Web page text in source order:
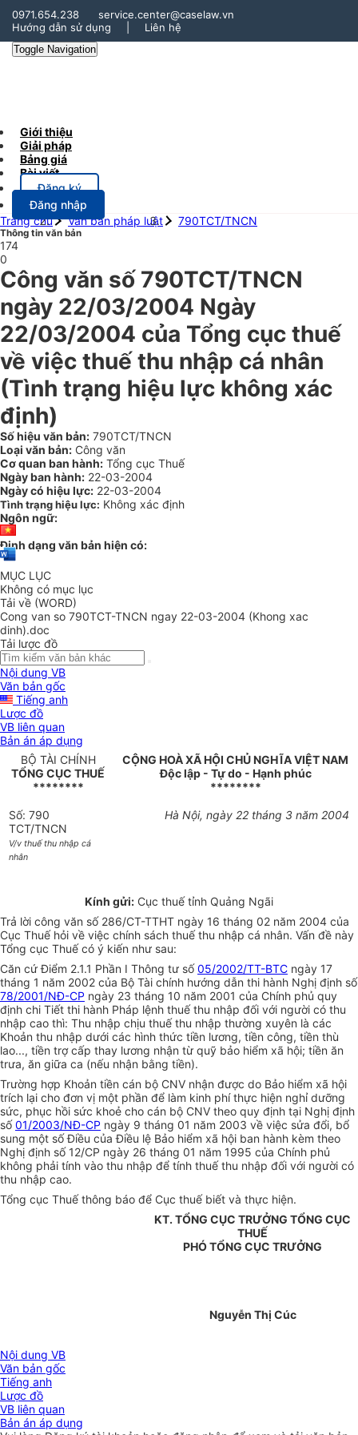
0971.654.238
service.center@caselaw.vn
Hướng dẫn sử dụng
Liên hệ
Toggle Navigation
Giới thiệu
Giải pháp
Bảng giá
Bài viết
Đăng ký
Đăng nhập
Trang chủ
Văn bản pháp luật 790TCT/TNCN
Thông tin văn bản
174
0
Công văn số 790TCT/TNCN
ngày 22/03/2004 Ngày
22/03/2004 của Tổng cục thuế
về việc thuế thu nhập cá nhân
(Tình trạng hiệu lực không xác
định)
Số hiệu văn bản: 790TCT/TNCN
Loại văn bản: Công văn
Cơ quan ban hành: Tổng cục Thuế
Ngày ban hành: 22-03-2004
Ngày có hiệu lực: 22-03-2004
Tình trạng hiệu lực: Không xác định
Ngôn ngữ:
Định dạng văn bản hiện có:
MỤC LỤC
Không có mục lục
Tải về (WORD)
Cong van so 790TCT-TNCN ngay 22-03-2004 (Khong xac
dinh).doc
Tải lược đồ
Nội dung VB
Văn bản gốc
Tiếng anh
Lược đồ
VB liên quan
Bản án áp dụng
BỘ TÀI CHÍNH
TỔNG CỤC THUẾ
********
CỘNG HOÀ XÃ HỘI CHỦ NGHĨA VIỆT NAM
Độc lập - Tự do - Hạnh phúc
********
Số: 790
TCT/TNCN
V/v thuế thu nhập cá
nhân
Hà Nội, ngày 22 tháng 3 năm 2004
Kính gửi: Cục thuế tỉnh Quảng Ngãi
Trả lời công văn số 286/CT-TTHT ngày 16 tháng 02 năm 2004 của
Cục Thuế hỏi về việc chính sách thuế thu nhập cá nhân. Vấn đề này
Tổng cục Thuế có ý kiến như sau:
Căn cứ Điểm 2.1.1 Phần I Thông tư số05/2002/TT-BTC ngày 17
tháng 1 năm 2002 của Bộ Tài chính hướng dẫn thi hành Nghị định số
78/2001/NĐ-CP ngày 23 tháng 10 năm 2001 của Chính phủ quy
định chi Tiết thi hành Pháp lệnh thuế thu nhập đối với người có thu
nhập cao thì: Thu nhập chịu thuế thu nhập thường xuyên là các
Khoản thu nhập dưới các hình thức tiền lương, tiền công, tiền thù
lao..., tiền trợ cấp thay lương nhận từ quỹ bảo hiểm xã hội; tiền ăn
trưa, ăn giữa ca (nếu nhận bằng tiền).
Trường hợp Khoản tiền cán bộ CNV nhận được do Bảo hiểm xã hội
trích lại cho đơn vị một phần để làm kinh phí thực hiện nghỉ dưỡng
sức, phục hồi sức khoẻ cho cán bộ CNV theo quy định tại Nghị định
số01/2003/NĐ-CP ngày 9 tháng 01 năm 2003 về việc sửa đổi, bổ
sung một số Điều của Điều lệ Bảo hiểm xã hội ban hành kèm theo
Nghị định số 12/CP ngày 26 tháng 01 năm 1995 của Chính phủ
không phải tính vào thu nhập để tính thuế thu nhập đối với người có
thu nhập cao.
Tổng cục Thuế thông báo để Cục thuế biết và thực hiện.
KT. TỔNG CỤC TRƯỞNG TỔNG CỤC
THUẾ
PHÓ TỔNG CỤC TRƯỞNG
Nguyễn Thị Cúc
Nội dung VB
Văn bản gốc
Tiếng anh
Lược đồ
VB liên quan
Bản án áp dụng